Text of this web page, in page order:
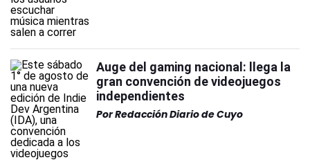
Auge del gaming nacional: llega la
gran convención de videojuegos
independientes
PorRedacción Diario de Cuyo